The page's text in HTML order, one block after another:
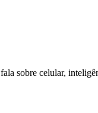
sobre celular,